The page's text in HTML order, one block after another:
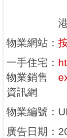
物業網站 ：
一手住宅
物業銷售
資訊網
：
物業編號 ：
廣告日期 ：